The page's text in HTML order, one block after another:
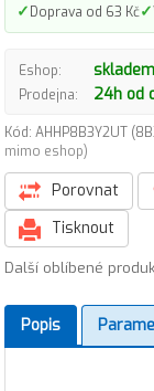
✓Doprava od 63 Kč✓
Eshop: skladem
Prodejna: 24h od
Kód: AHHP8B3Y2UT
mimo eshop)
Porovnat
Tisknout
Další oblíbené
Popis